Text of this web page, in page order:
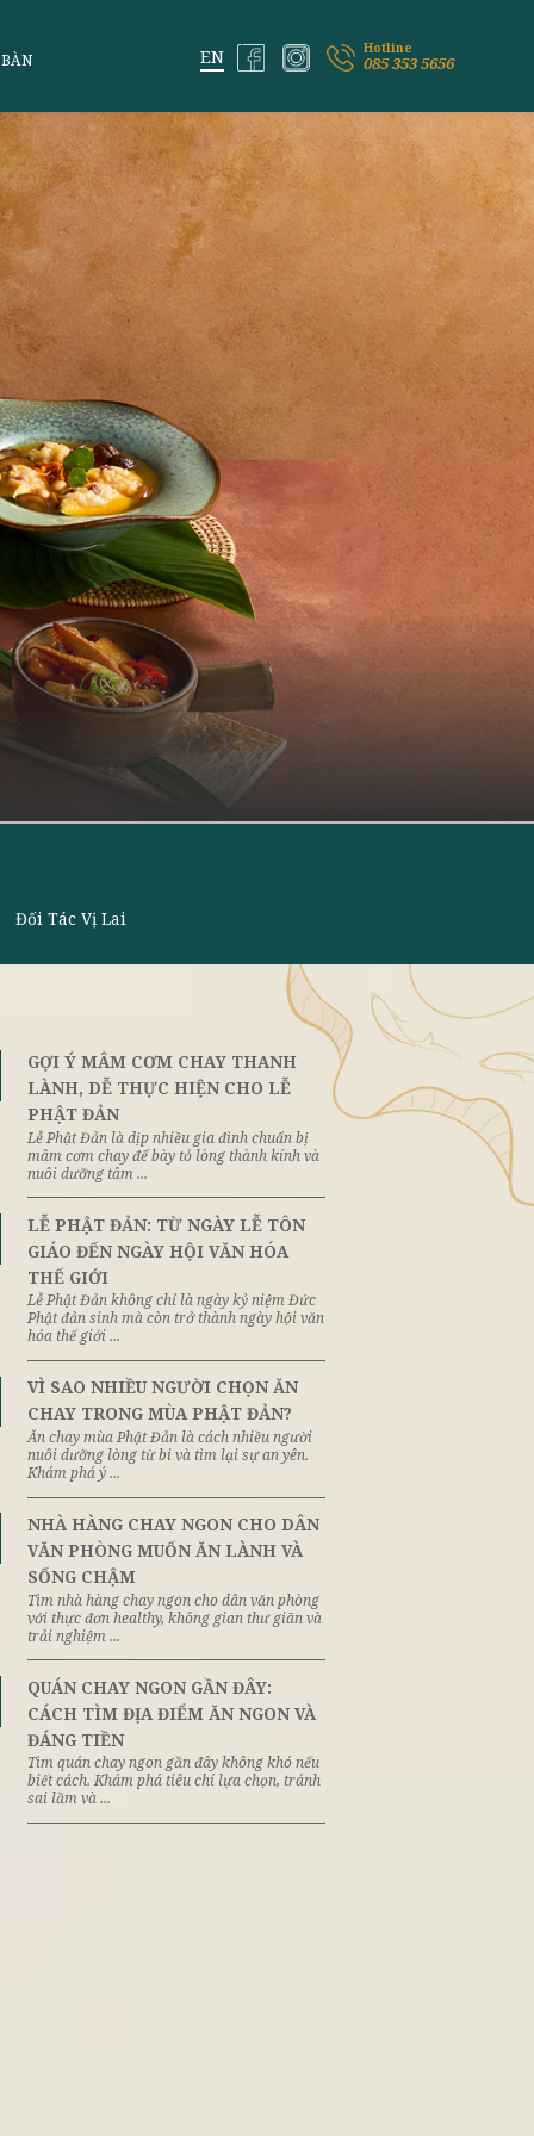
VỊ LAI ĐẶT BÀN
mại Đối Tác Vị Lai
tâm
Một
ý
đại
8th
GỢI Ý MÂM CƠM CHAY
PHẬT ĐẢN
mâm cơm chay để bày tỏ lòng thành
nuôi dưỡng tâm ...
8th
June
LỄ PHẬT ĐẢN: TỪ NGÀY LỄ
GIÁO ĐẾN NGÀY HỘI VĂN HÓA
THẾ GIỚI
Lễ Phật Đản không chỉ là ngày kỷ niệm
Phật đản sinh mà còn trở thành ngày
June
VÌ SAO NHIỀU NGƯỜI CHỌN
CHAY TRONG MÙA PHẬT ĐẢN?
Ăn chay mùa Phật Đản là cách nhiều
nuôi dưỡng lòng từ bi và tìm lại sự an
June
NHÀ HÀNG CHAY NGON CHO
VĂN PHÒNG MUỐN ĂN LÀNH